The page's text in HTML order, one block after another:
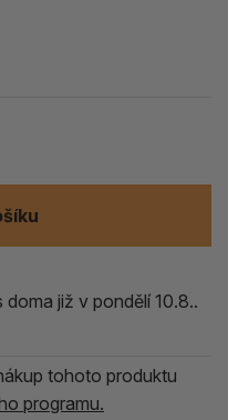
košíku
již v pondělí 10.8..
tohoto produktu
programu.